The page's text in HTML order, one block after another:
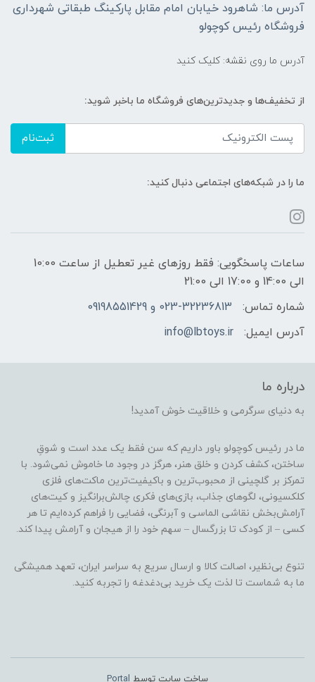
آدرس ما: شاهرود خیابان امام مقابل پارکینگ طبقاتی شهرداری
فروشگاه رئیس کوچولو
آدرس ما روی نقشه: کلیک کنید
از تخفیف‌ها و جدیدترین‌های فروشگاه ما باخبر شوید:
ثبت‌نام
ما را در شبکه‌های اجتماعی دنبال کنید:
ساعات پاسخگویی: فقط روزهای غیر تعطیل از ساعت 10:00
الی 14:00 و 17:00 الی 21:00
شماره تماس:
023-32236813 و 09198551429
آدرس ایمیل:
info@lbtoys.ir
درباره ما
به دنیای سرگرمی و خلاقیت خوش آمدید!
ما در رئیس کوچولو باور داریم که سن فقط یک عدد است و شوقِ
ساختن، کشف کردن و خلق هنر، هرگز در وجود ما خاموش نمی‌شود. با
تمرکز بر گلچینی از محبوب‌ترین و باکیفیت‌ترین ماکت‌های فلزی
کلکسیونی، لگوهای جذاب، بازی‌های فکری چالش‌برانگیز و کیت‌های
آرامش‌بخش نقاشی الماسی و آبرنگی، فضایی را فراهم کرده‌ایم تا هر
کسی – از کودک تا بزرگسال – سهم خود را از هیجان و آرامش پیدا کند.
تنوع بی‌نظیر، اصالت کالا و ارسال سریع به سراسر ایران، تعهد همیشگی
ما به شماست تا لذت یک خرید بی‌دغدغه را تجربه کنید.
ساخت سایت توسط Portal